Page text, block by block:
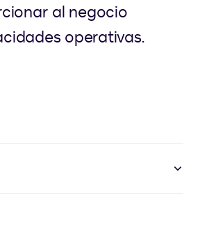
al negocio
operativas.